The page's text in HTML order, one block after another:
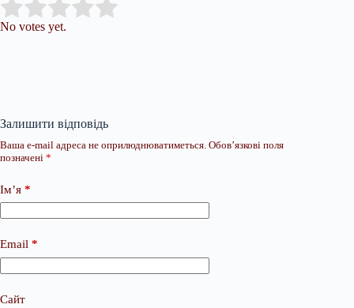
Rate this item:
No votes yet.
Залишити відповідь
Ваша e-mail адреса не оприлюднюватиметься. Обов’язкові поля
позначені *
Ім’я *
Email *
Сайт